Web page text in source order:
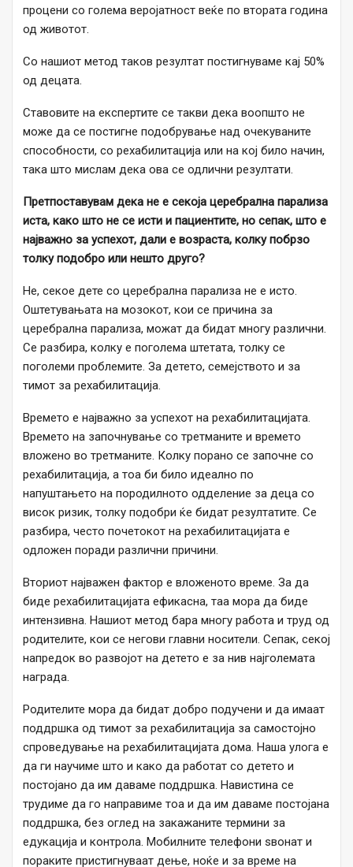
процени со голема веројатност веќе по втората година
од животот.
Со нашиот метод таков резултат постигнуваме кај 50%
од децата.
Ставовите на експертите се такви дека воопшто не
може да се постигне подобрување над очекуваните
способности, со рехабилитација или на кој било начин,
така што мислам дека ова се одлични резултати.
Претпоставувам дека не е секоја церебрална парализа
иста, како што не се исти и пациентите, но сепак, што е
најважно за успехот, дали е возраста, колку побрзо
толку подобро или нешто друго?
Не, секое дете со церебрална парализа не е исто.
Оштетувањата на мозокот, кои се причина за
церебрална парализа, можат да бидат многу различни.
Се разбира, колку е поголема штетата, толку се
поголеми проблемите. За детето, семејството и за
тимот за рехабилитација.
Времето е најважно за успехот на рехабилитацијата.
Времето на започнување со третманите и времето
вложено во третманите. Колку порано се започне со
рехабилитација, а тоа би било идеално по
напуштањето на породилното одделение за деца со
висок ризик, толку подобри ќе бидат резултатите. Се
разбира, често почетокот на рехабилитацијата е
одложен поради различни причини.
Вториот најважен фактор е вложеното време. За да
биде рехабилитацијата ефикасна, таа мора да биде
интензивна. Нашиот метод бара многу работа и труд од
родителите, кои се негови главни носители. Сепак, секој
напредок во развојот на детето е за нив најголемата
награда.
Родителите мора да бидат добро подучени и да имаат
поддршка од тимот за рехабилитација за самостојно
спроведување на рехабилитацијата дома. Наша улога е
да ги научиме што и како да работат со детето и
постојано да им даваме поддршка. Навистина се
трудиме да го направиме тоа и да им даваме постојана
поддршка, без оглед на закажаните термини за
едукација и контрола. Мобилните телефони ѕвонат и
пораките пристигнуваат дење, ноќе и за време на